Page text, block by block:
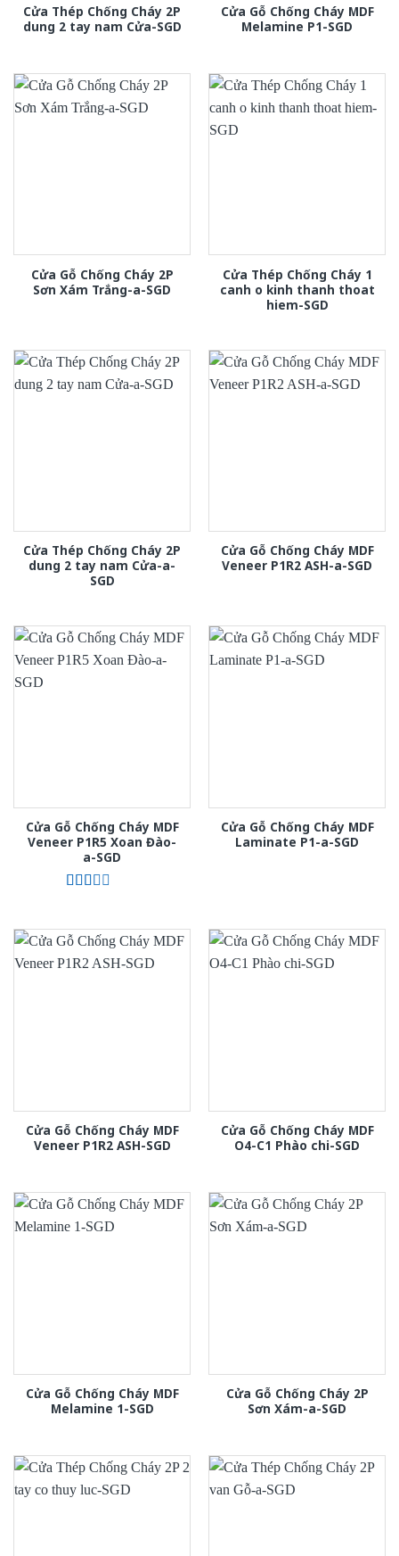
Cửa Thép Chống Cháy 2P
dung 2 tay nam Cửa-SGD
Cửa Gỗ Chống Cháy MDF
Melamine P1-SGD
Cửa Gỗ Chống Cháy 2P
Sơn Xám Trắng-a-SGD
Cửa Thép Chống Cháy 1
canh o kinh thanh thoat
hiem-SGD
Cửa Thép Chống Cháy 2P
dung 2 tay nam Cửa-a-
SGD
Cửa Gỗ Chống Cháy MDF
Veneer P1R2 ASH-a-SGD
Cửa Gỗ Chống Cháy MDF
Veneer P1R5 Xoan Đào-
a-SGD
hạng
2.00
5
sao
Cửa Gỗ Chống Cháy MDF
Laminate P1-a-SGD
Cửa Gỗ Chống Cháy MDF
Veneer P1R2 ASH-SGD
Cửa Gỗ Chống Cháy MDF
O4-C1 Phào chi-SGD
Cửa Gỗ Chống Cháy MDF
Melamine 1-SGD
Cửa Gỗ Chống Cháy 2P
Sơn Xám-a-SGD